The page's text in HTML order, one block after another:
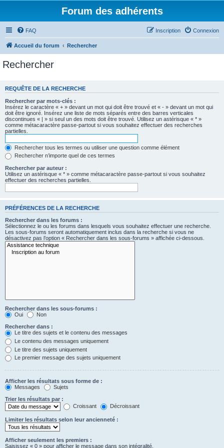
Forum des adhérents
FAQ Connexion
Inscription
Accueil du forum Rechercher
Rechercher
REQUÊTE DE LA RECHERCHE
Rechercher par mots-clés :
Insérez le caractère « + » devant un mot qui doit être trouvé et « - » devant un mot qui
doit être ignoré. Insérez une liste de mots séparés entre des barres verticales
discontinues « | » si seul un des mots doit être trouvé. Utilisez un astérisque « * »
comme métacaractère passe-partout si vous souhaitez effectuer des recherches
partielles.
Rechercher tous les termes ou utiliser une question comme élément
Rechercher n’importe quel de ces termes
Rechercher par auteur :
Utilisez un astérisque « * » comme métacaractère passe-partout si vous souhaitez
effectuer des recherches partielles.
PRÉFÉRENCES DE LA RECHERCHE
Rechercher dans les forums :
Sélectionnez le ou les forums dans lesquels vous souhaitez effectuer une recherche.
Les sous-forums seront automatiquement inclus dans la recherche si vous ne
désactivez pas l’option « Rechercher dans les sous-forums » affichée ci-dessous.
Rechercher dans les sous-forums :
Oui
Non
Rechercher dans :
Le titre des sujets et le contenu des messages
Le contenu des messages uniquement
Le titre des sujets uniquement
Le premier message des sujets uniquement
Afficher les résultats sous forme de :
Messages
Sujets
Trier les résultats par :
Croissant
Décroissant
Limiter les résultats selon leur ancienneté :
Afficher seulement les premiers :
Saisissez « 0 » pour afficher le message dans son intégralité.